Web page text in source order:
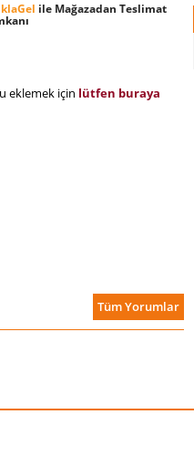
ile Mağazadan Teslimat
eklemek için lütfen buraya
Tüm Yorumlar